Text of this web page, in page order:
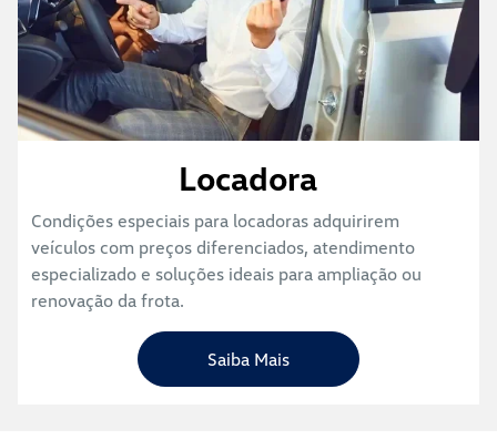
Locadora
Condições especiais para locadoras adquirirem
veículos com preços diferenciados, atendimento
especializado e soluções ideais para ampliação ou
renovação da frota.
Saiba Mais